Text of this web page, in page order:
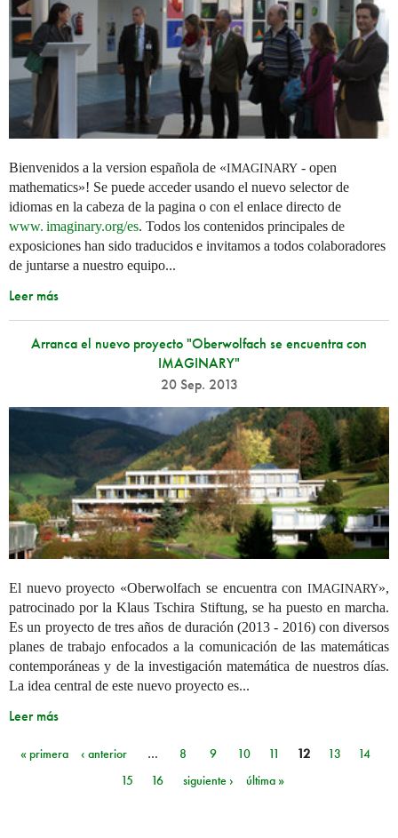
Bienvenidos a la version española de «IMAGINARY - open
mathematics»! Se puede acceder usando el nuevo selector de
idiomas en la cabeza de la pagina o con el enlace directo de
www. imaginary.org/es. Todos los contenidos principales de
exposiciones han sido traducidos e invitamos a todos colaboradores
de juntarse a nuestro equipo...
Leer más
Arranca el nuevo proyecto "Oberwolfach se encuentra con
IMAGINARY"
20 Sep. 2013
El nuevo proyecto «Oberwolfach se encuentra con IMAGINARY»,
patrocinado por la Klaus Tschira Stiftung, se ha puesto en marcha.
Es un proyecto de tres años de duración (2013 - 2016) con diversos
planes de trabajo enfocados a la comunicación de las matemáticas
contemporáneas y de la investigación matemática de nuestros días.
La idea central de este nuevo proyecto es...
Leer más
Páginas
« primera ‹ anterior … 8 9 10 11 12 13
14
15
16 siguiente › última »